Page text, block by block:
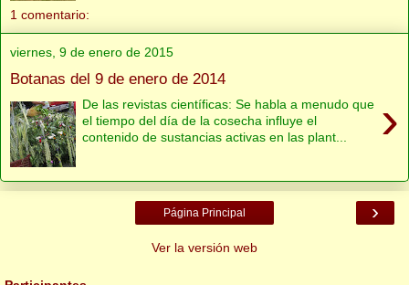
1 comentario:
viernes, 9 de enero de 2015
Botanas del 9 de enero de 2014
›
De las revistas científicas: Se habla a menudo que
el tiempo del día de la cosecha influye el
contenido de sustancias activas en las plant...
›
Página Principal
Ver la versión web